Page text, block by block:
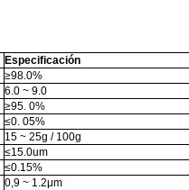
Especificación
≥98.0%
6.0 ~9.0
≥95. 0%
≤0. 05%
15 ~25g / 100g
≤15.0um
≤0.15%
0,9 ~1.2μm